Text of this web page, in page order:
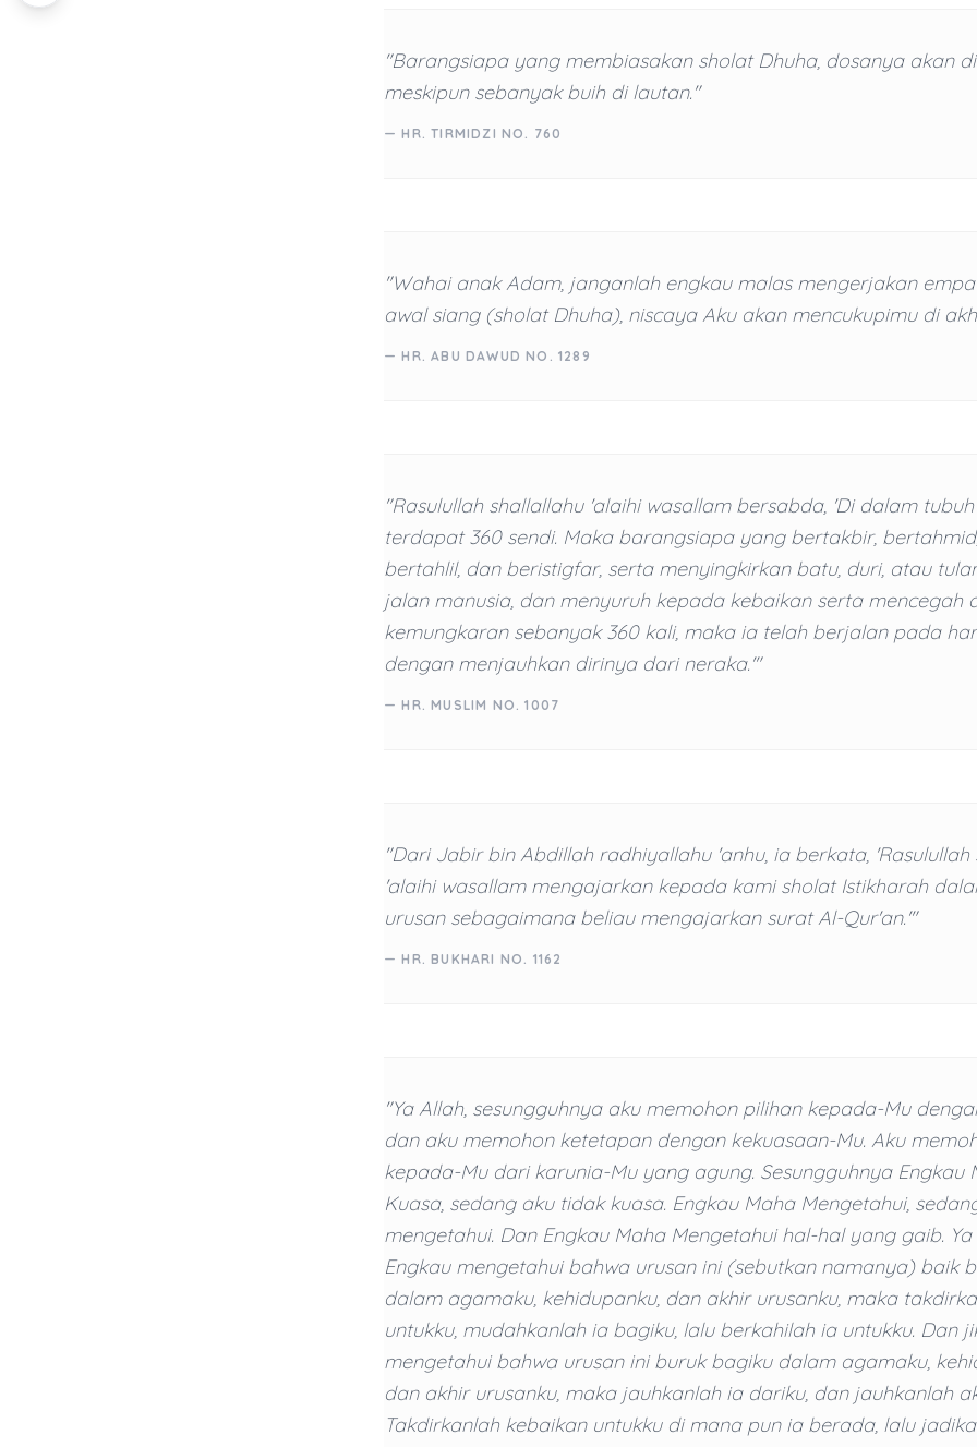
"Barangsiapa yang membiasakan sholat Dhuha, dosanya akan
meskipun sebanyak buih di lautan."
— HR. TIRMIDZI NO. 760
"Wahai anak Adam, janganlah engkau malas mengerjakan
awal siang (sholat Dhuha), niscaya Aku akan mencukupimu di
— HR. ABU DAWUD NO. 1289
"Rasulullah shallallahu 'alaihi wasallam bersabda, 'Di dalam
terdapat 360 sendi. Maka barangsiapa yang bertakbir,
bertahlil, dan beristigfar, serta menyingkirkan batu, duri, atau
jalan manusia, dan menyuruh kepada kebaikan serta mencegah
kemungkaran sebanyak 360 kali, maka ia telah berjalan pada
dengan menjauhkan dirinya dari neraka.'"
— HR. MUSLIM NO. 1007
"Dari Jabir bin Abdillah radhiyallahu 'anhu, ia berkata, 'Rasulullah
'alaihi wasallam mengajarkan kepada kami sholat Istikharah
urusan sebagaimana beliau mengajarkan surat Al-Qur'an.'"
— HR. BUKHARI NO. 1162
"Ya Allah, sesungguhnya aku memohon pilihan kepada-Mu
dan aku memohon ketetapan dengan kekuasaan-Mu. Aku
kepada-Mu dari karunia-Mu yang agung. Sesungguhnya Engkau
Kuasa, sedang aku tidak kuasa. Engkau Maha Mengetahui,
mengetahui. Dan Engkau Maha Mengetahui hal-hal yang gaib. Ya
Engkau mengetahui bahwa urusan ini (sebutkan namanya) baik
dalam agamaku, kehidupanku, dan akhir urusanku, maka
untukku, mudahkanlah ia bagiku, lalu berkahilah ia untukku. Dan
mengetahui bahwa urusan ini buruk bagiku dalam agamaku,
dan akhir urusanku, maka jauhkanlah ia dariku, dan jauhkanlah
Takdirkanlah kebaikan untukku di mana pun ia berada, lalu